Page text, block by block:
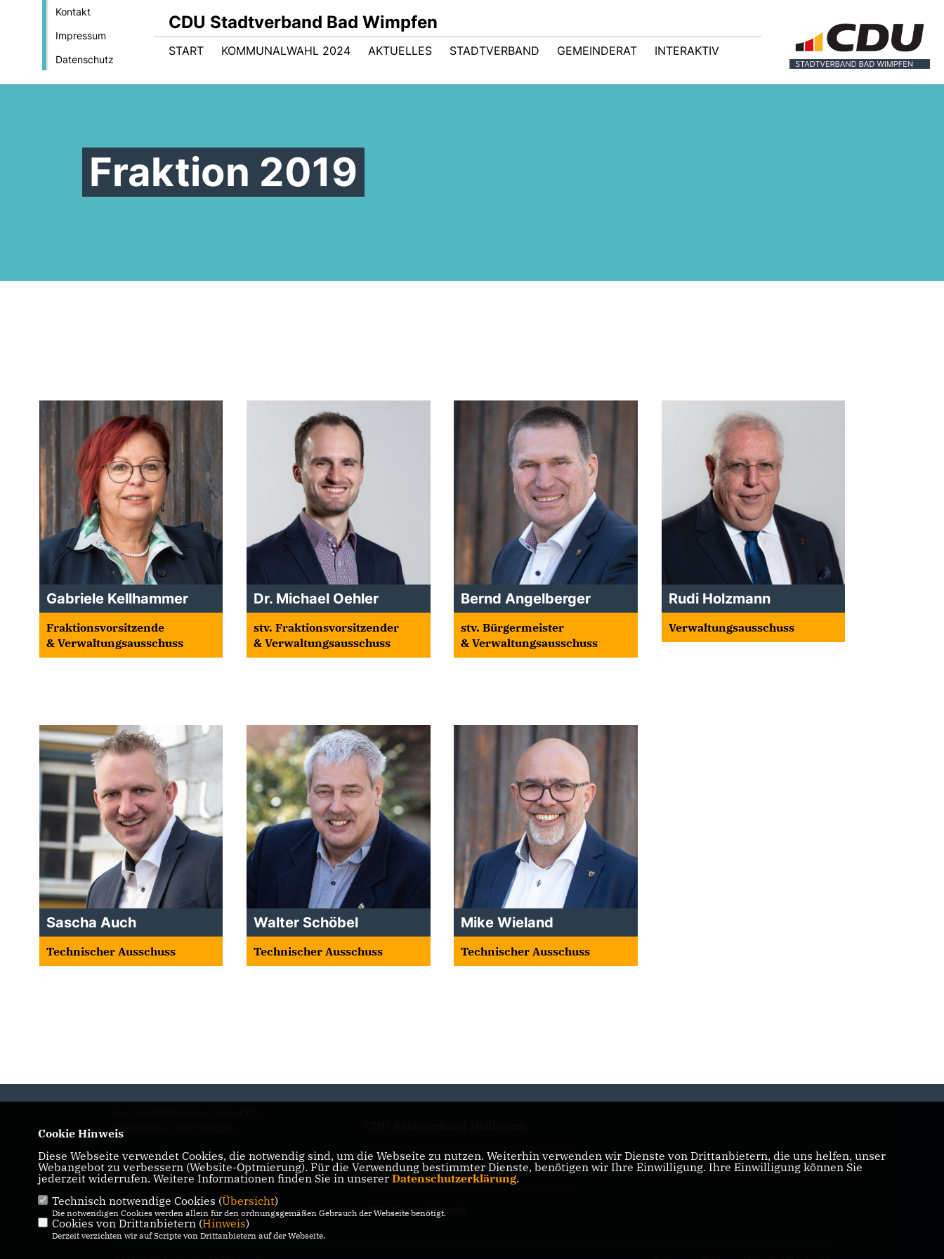
Kontakt
Impressum
Datenschutz
CDU Stadtverband Bad Wimpfen
START KOMMUNALWAHL 2024 AKTUELLES STADTVERBAND GEMEINDERAT INTERAKTIV
Fraktion 2019
Gabriele Kellhammer
Fraktionsvorsitzende
& Verwaltungsausschuss
Dr. Michael Oehler
stv. Fraktionsvorsitzender
& Verwaltungsausschuss
Bernd Angelberger
stv. Bürgermeister
& Verwaltungsausschuss
Rudi Holzmann
Verwaltungsausschuss
Sascha Auch
Technischer Ausschuss
Walter Schöbel
Technischer Ausschuss
Mike Wieland
Technischer Ausschuss
Stadtverband Bad Wimpfen
IMPRESSUM
DATENSCHUTZ
KONTAKT
CDU Baden-Württemberg
CDU Deutschlands
Cookie Hinweis
Diese Webseite verwendet Cookies, die notwendig sind, um die Webseite zu nutzen. Weiterhin verwenden wir Dienste von Drittanbietern, die uns helfen, unser
Webangebot zu verbessern (Website-Optmierung). Für die Verwendung bestimmter Dienste, benötigen wir Ihre Einwilligung. Ihre Einwilligung können Sie
jederzeit widerrufen. Weitere Informationen finden Sie in unserer Datenschutzerklärung.
Technisch notwendige Cookies (Übersicht)
Die notwendigen Cookies werden allein für den ordnungsgemäßen Gebrauch der Webseite benötigt.
Cookies von Drittanbietern (Hinweis)
Derzeit verzichten wir auf Scripte von Drittanbietern auf der Webseite.